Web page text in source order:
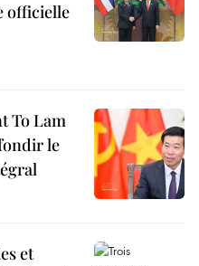
officielle
To Lam
le
et